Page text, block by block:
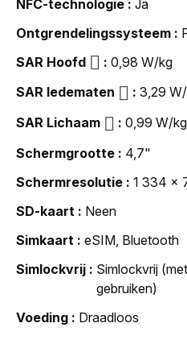
NFC-technologie
Ja
Ontgrendelingssysteem
SAR Hoofd
0,98 W/kg
SAR ledematen
3,29
SAR Lichaam
0,99 W/kg
Schermgrootte
4,7"
Schermresolutie
1 334 x
SD-kaart
Neen
Simkaart
eSIM, Bluetooth
Simlockvrij
Simlockvrij
gebruiken)
Voeding
Draadloos